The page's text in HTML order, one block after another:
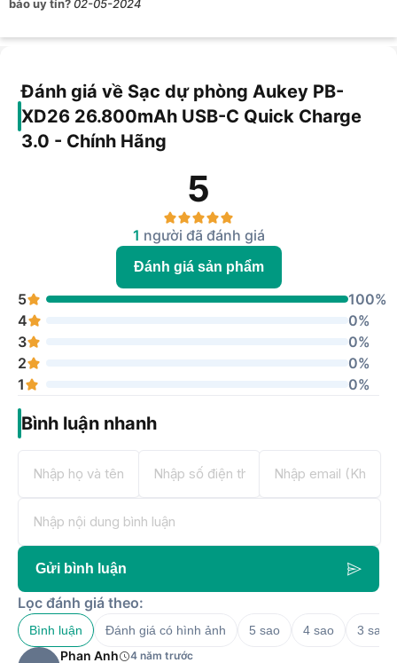
bảo uy tín?02-05-2024
Đánh giá về Sạc dự phòng Aukey PB-
XD26 26.800mAh USB-C Quick Charge
3.0 - Chính Hãng
5
1 người đã đánh giá
Đánh giá sản phẩm
5
100%
4
0%
3
0%
2
0%
1
0%
Bình luận nhanh
Gửi bình luận
Lọc đánh giá theo:
Bình luận Đánh giá có hình ảnh 5 sao 4 sao 3 sao
Phan Anh 4 năm trước